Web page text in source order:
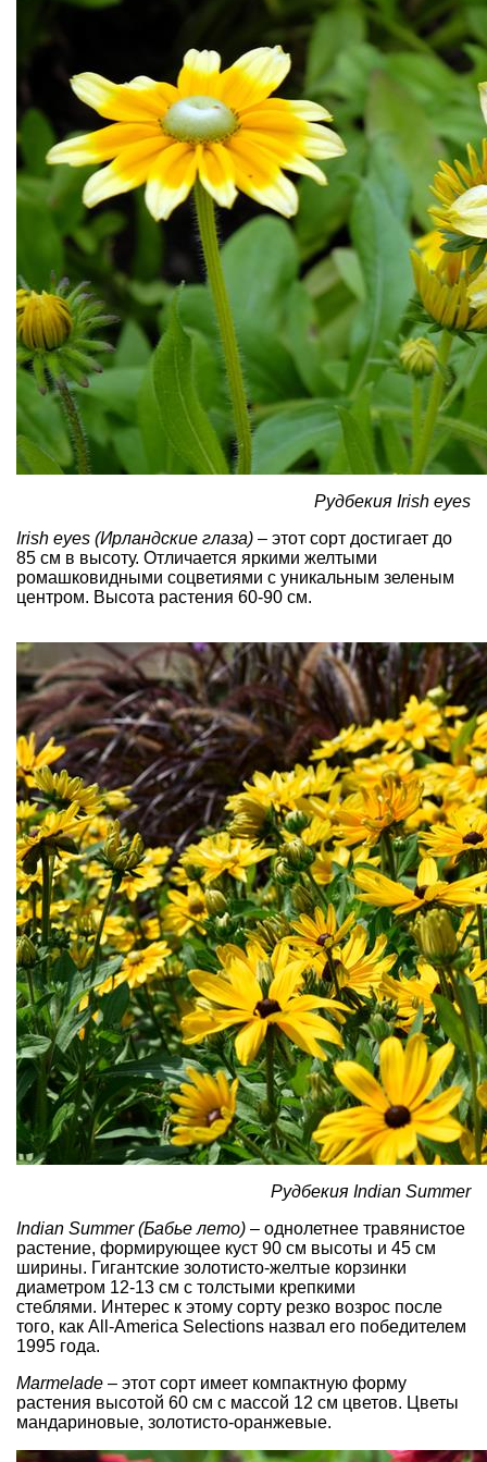
Рудбекия Irish eyes
Irish eyes (Ирландские глаза) – этот сорт достигает до
85 см в высоту. Отличается яркими желтыми
ромашковидными соцветиями с уникальным зеленым
центром. Высота растения 60-90 см.
Рудбекия Indian Summer
Indian Summer (Бабье лето) – однолетнее травянистое
растение, формирующее куст 90 см высоты и 45 см
ширины. Гигантские золотисто-желтые корзинки
диаметром 12-13 см с толстыми крепкими
стеблями. Интерес к этому сорту резко возрос после
того, как All-America Selections назвал его победителем
1995 года.
Marmelade – этот сорт имеет компактную форму
растения высотой 60 см с массой 12 см цветов. Цветы
мандариновые, золотисто-оранжевые.